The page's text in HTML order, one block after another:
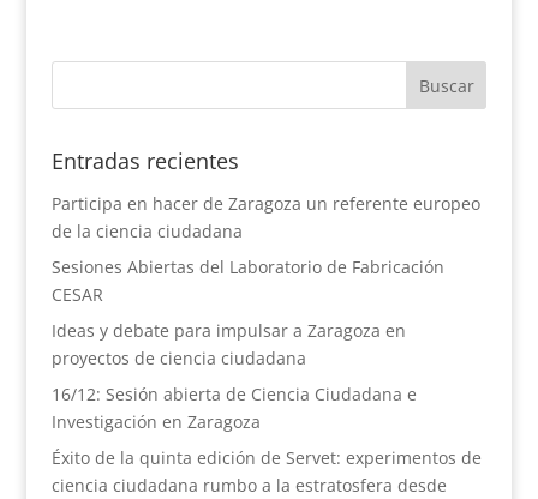
Entradas recientes
Participa en hacer de Zaragoza un referente europeo
de la ciencia ciudadana
Sesiones Abiertas del Laboratorio de Fabricación
CESAR
Ideas y debate para impulsar a Zaragoza en
proyectos de ciencia ciudadana
16/12: Sesión abierta de Ciencia Ciudadana e
Investigación en Zaragoza
Éxito de la quinta edición de Servet: experimentos de
ciencia ciudadana rumbo a la estratosfera desde